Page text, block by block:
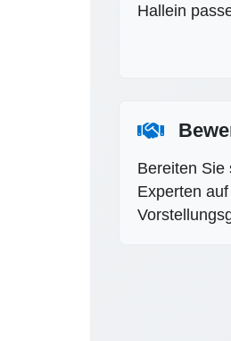
Hallein
Bereiten Sie
Experten